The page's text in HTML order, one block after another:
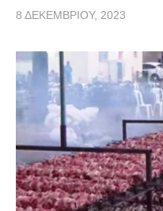
8 ΔΕΚΕΜΒΡΊΟΥ, 2023